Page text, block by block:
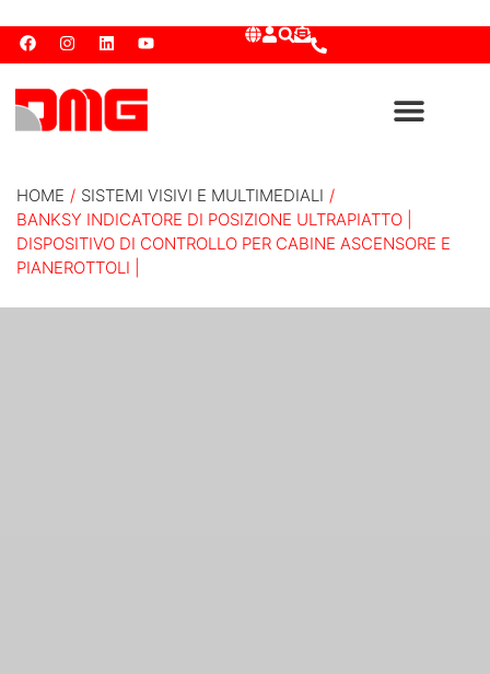
HOME / SISTEMI VISIVI E MULTIMEDIALI /
BANKSY INDICATORE DI POSIZIONE ULTRAPIATTO |
DISPOSITIVO DI CONTROLLO PER CABINE ASCENSORE E
PIANEROTTOLI |